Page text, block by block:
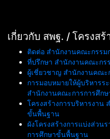
เกี่ยวกับ สพฐ. / โครงสร้
ติดต่อ สำนักงานคณะกรร
ที่ปรึกษา สำนักงานคณะกร
ผู้เชี่ยวชาญ สำนักงานคณ
การมอบหมายให้ผู้บริหาร
สำนักงานคณะการการศึก
โครงสร้างการบริหารงาน
ขั้นพื้นฐาน
ผังโครงสร้างการแบ่งส่วน
การศึกษาขั้นพื้นฐาน